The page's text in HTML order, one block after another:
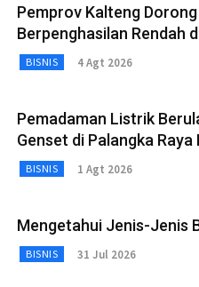
Pemprov Kalteng
Berpenghasilan Rendah
BISNIS 4 Agt 2026
Pemadaman Listrik
Genset di Palangka
BISNIS 1 Agt 2026
Mengetahui Jenis-Jenis
BISNIS 31 Jul 2026